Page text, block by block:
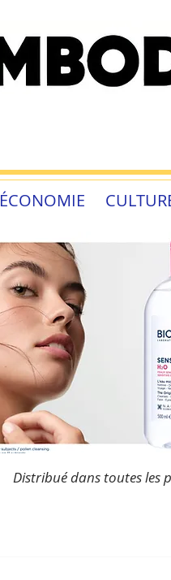
ÉCONOMIE
Distribué dans toutes les